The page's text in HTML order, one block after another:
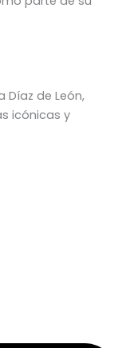
Díaz de León,
icónicas y